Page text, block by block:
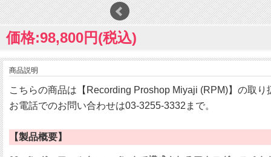
価格:98,800円(税込)
商品説明
こちらの商品は【Recording Proshop Miyaji (RPM)】の取り
お電話でのお問い合わせは03-3255-3332まで。
【製品概要】